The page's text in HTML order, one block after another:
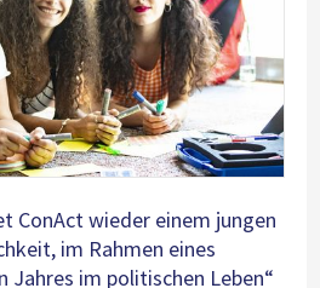
ConAct wieder einem jungen
im Rahmen eines
Jahres im politischen Leben“